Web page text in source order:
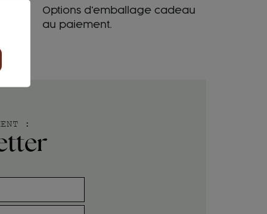
Options d'emballage cadeau
au paiement.
: